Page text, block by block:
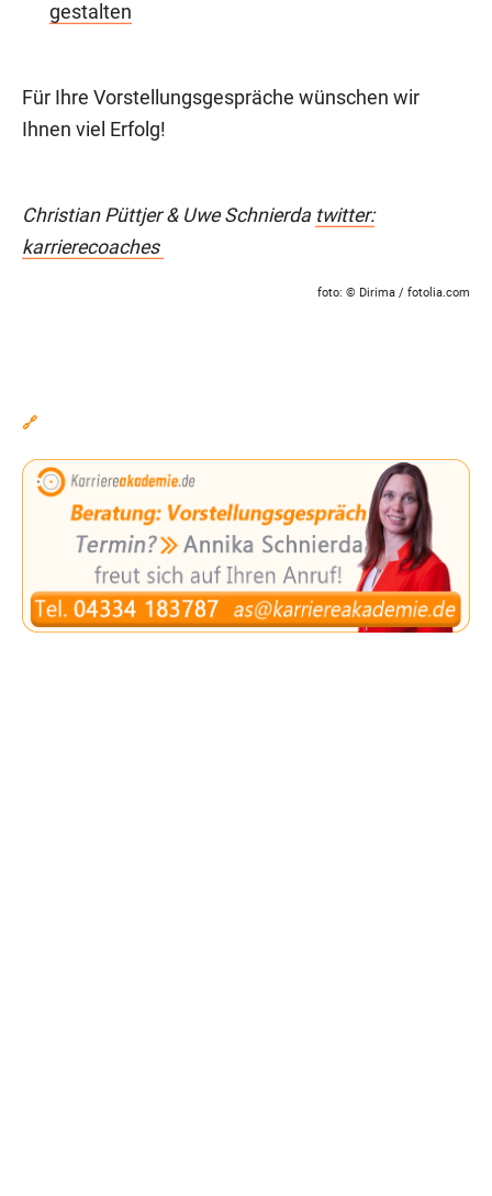
gestalten
Für Ihre Vorstellungsgespräche wünschen wir
Ihnen viel Erfolg!
Christian Püttjer & Uwe Schnierda twitter:
karrierecoaches
foto: © Dirima / fotolia.com
🔗